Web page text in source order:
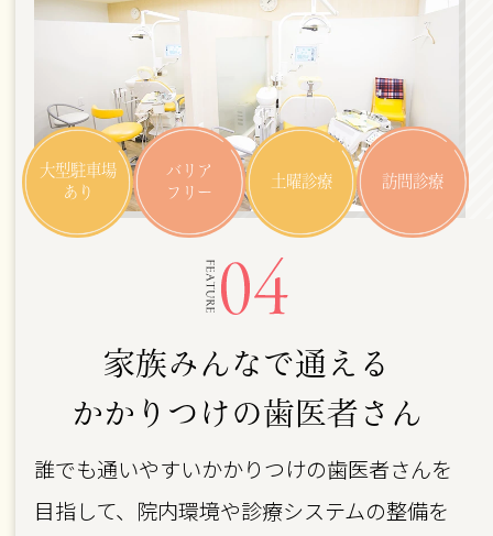
大型駐車場
あり
バリア
フリー
土曜診療 訪問診療
家族みんなで通える
かかりつけの歯医者さん
誰でも通いやすいかかりつけの歯医者さんを
目指して、院内環境や診療システムの整備を